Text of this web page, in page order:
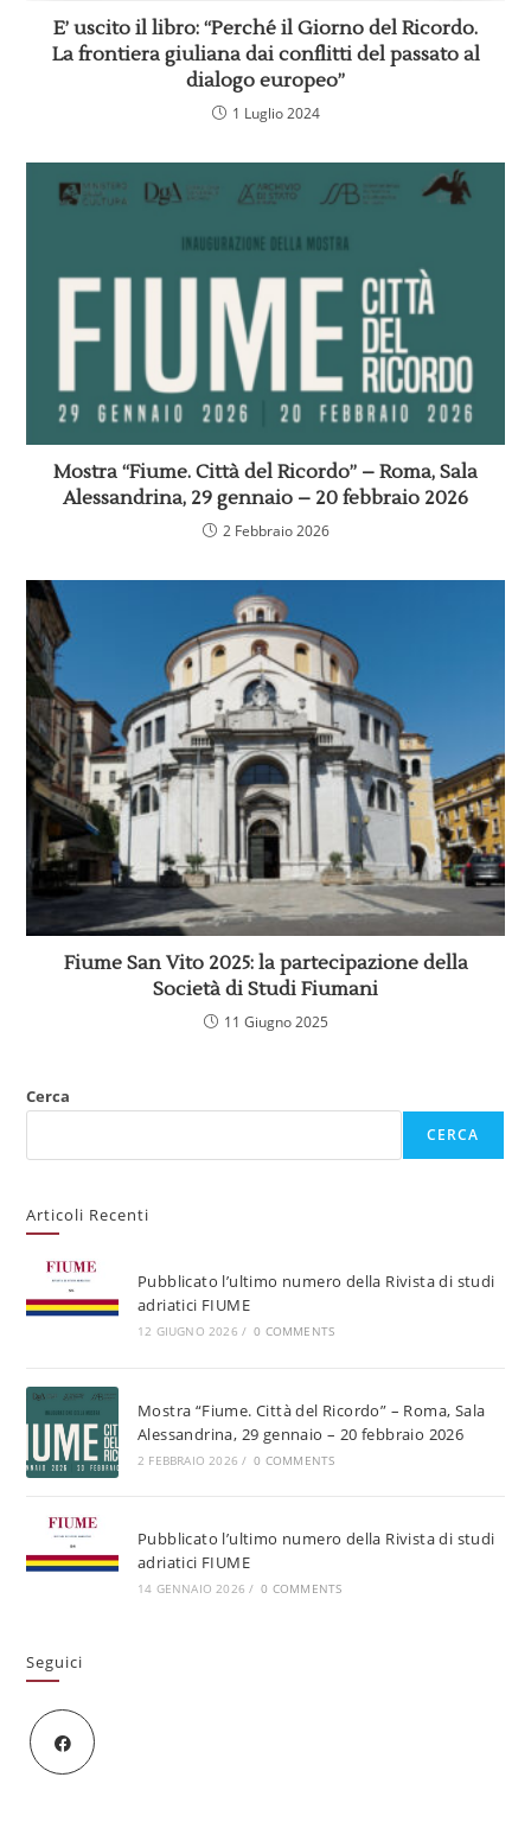
E’ uscito il libro: “Perché il Giorno del Ricordo.
La frontiera giuliana dai conflitti del passato al
dialogo europeo”
1 Luglio 2024
Mostra “Fiume. Città del Ricordo” – Roma, Sala
Alessandrina, 29 gennaio – 20 febbraio 2026
2 Febbraio 2026
Fiume San Vito 2025: la partecipazione della
Società di Studi Fiumani
11 Giugno 2025
Cerca
CERCA
Articoli Recenti
Pubblicato l’ultimo numero della Rivista di studi
adriatici FIUME
12 GIUGNO 2026 / 0 COMMENTS
Mostra “Fiume. Città del Ricordo” – Roma, Sala
Alessandrina, 29 gennaio – 20 febbraio 2026
2 FEBBRAIO 2026 / 0 COMMENTS
Pubblicato l’ultimo numero della Rivista di studi
adriatici FIUME
14 GENNAIO 2026 / 0 COMMENTS
Seguici